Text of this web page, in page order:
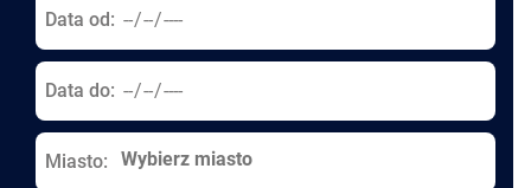
Data od:
Data do:
Miasto: